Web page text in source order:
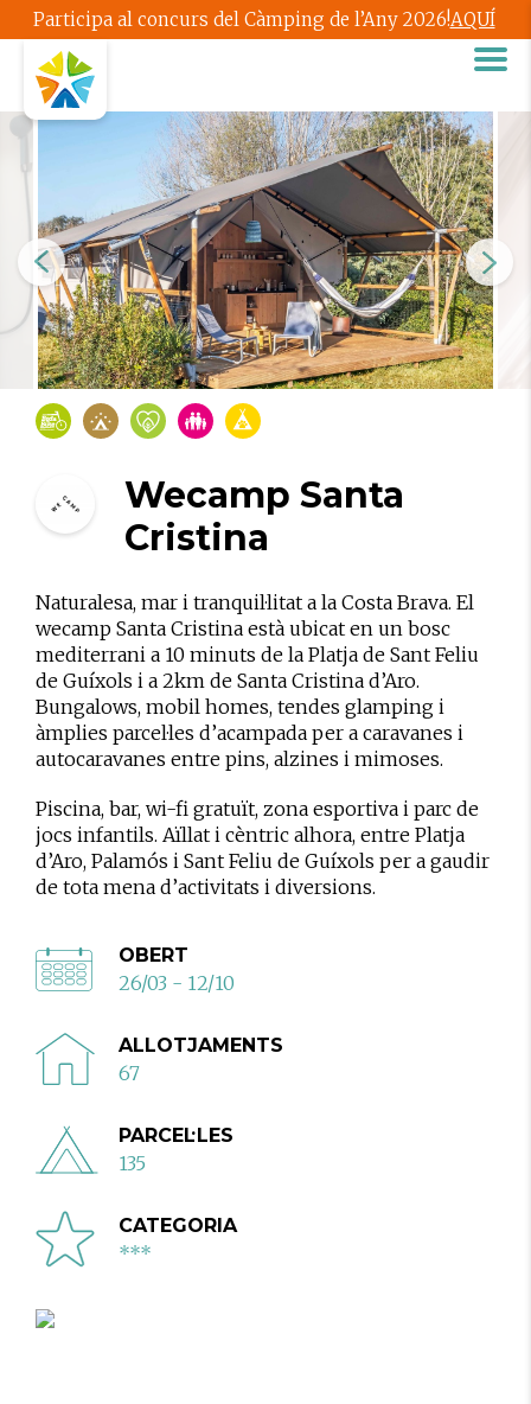
Participa al concurs del Càmping de l’Any 2026!AQUÍ
Wecamp Santa
Cristina
Naturalesa, mar i tranquil·litat a la Costa Brava. El
wecamp Santa Cristina està ubicat en un bosc
mediterrani a 10 minuts de la Platja de Sant Feliu
de Guíxols i a 2km de Santa Cristina d’Aro.
Bungalows, mobil homes, tendes glamping i
àmplies parcel·les d’acampada per a caravanes i
autocaravanes entre pins, alzines i mimoses.
Piscina, bar, wi-fi gratuït, zona esportiva i parc de
jocs infantils. Aïllat i cèntric alhora, entre Platja
d’Aro, Palamós i Sant Feliu de Guíxols per a gaudir
de tota mena d’activitats i diversions.
OBERT
26/03 - 12/10
ALLOTJAMENTS
67
PARCEL·LES
135
CATEGORIA
***